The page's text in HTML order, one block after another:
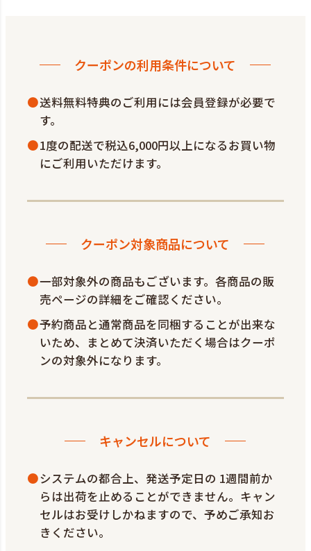
クーポンの利用条件について
送料無料特典のご利用には会員登録が必要で
す。
1度の配送で税込6,000円以上になるお買い物
にご利用いただけます。
クーポン対象商品について
一部対象外の商品もございます。各商品の販
売ページの詳細をご確認ください。
予約商品と通常商品を同梱することが出来な
いため、まとめて決済いただく場合はクーポ
ンの対象外になります。
キャンセルについて
システムの都合上、発送予定日の 1週間前か
らは出荷を止めることができません。キャン
セルはお受けしかねますので、予めご承知お
きください。